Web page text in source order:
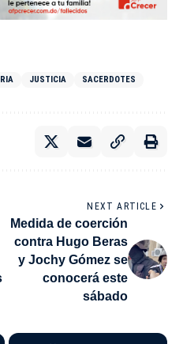
JUSTICIA SACERDOTES
NEXT ARTICLE
Medida de coerción
contra Hugo Beras
y Jochy Gómez se
conocerá este
sábado